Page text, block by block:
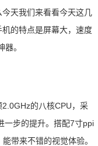
天我们来看看今天这几
的特点是屏幕大，速度
。
的八核CPU，采
一步的提升。搭配7寸ppi
带来不错的视觉体验。